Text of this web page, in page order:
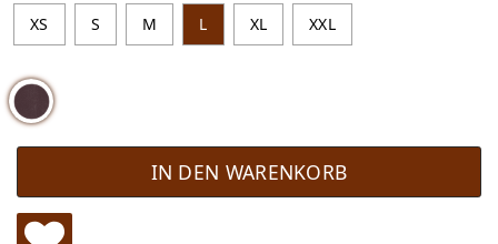
XS S M L XL XXL
IN DEN WARENKORB